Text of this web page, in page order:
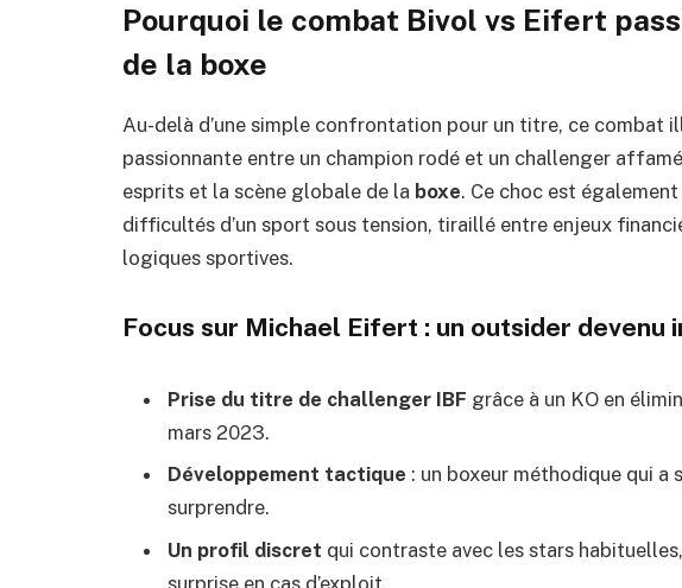
Pourquoi le combat Bivol vs Eifert
de la boxe
Au-delà d’une simple confrontation pour un titre, ce combat
passionnante entre un champion rodé et un challenger
esprits et la scène globale de la boxe. Ce choc est
difficultés d’un sport sous tension, tiraillé entre enjeux
logiques sportives.
Focus sur Michael Eifert : un outsider devenu
Prise du titre de challenger IBF grâce à un KO en
mars 2023.
Développement tactique : un boxeur méthodique qui
surprendre.
Un profil discret qui contraste avec les stars
surprise en cas d’exploit.